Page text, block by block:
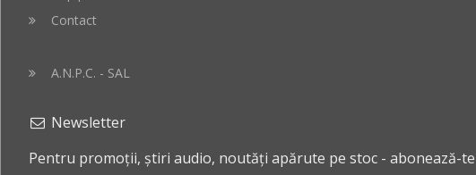
Contact
A.N.P.C. - SAL
Newsletter
Pentru promoții, știri audio, noutăți apărute pe stoc - abonează-